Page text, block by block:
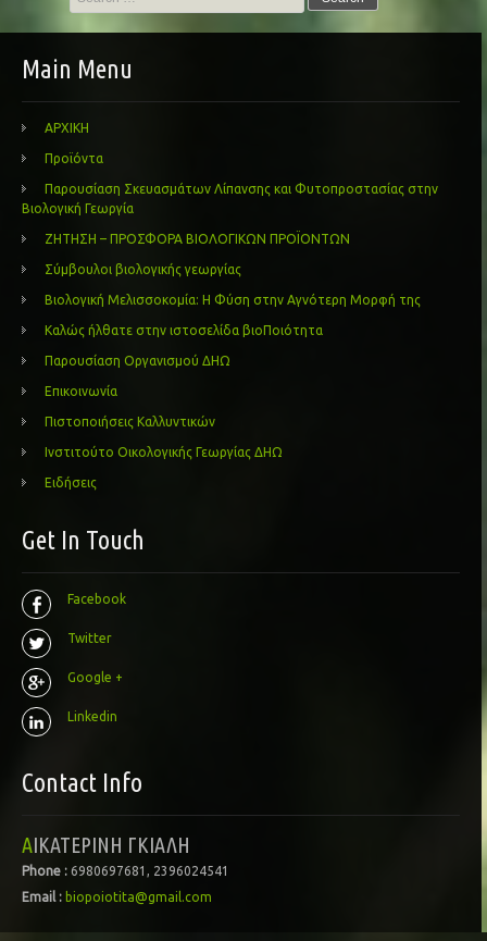
for:
Main Menu
ΑΡΧΙΚΗ
Προϊόντα
Παρουσίαση Σκευασμάτων Λίπανσης και Φυτοπροστασίας στην
Βιολογική Γεωργία
ΖΗΤΗΣΗ – ΠΡΟΣΦΟΡΑ ΒΙΟΛΟΓΙΚΩΝ ΠΡΟΪΟΝΤΩΝ
Σύμβουλοι βιολογικής γεωργίας
Βιολογική Μελισσοκομία: Η Φύση στην Αγνότερη Μορφή της
Καλώς ήλθατε στην ιστοσελίδα βιοΠοιότητα
Παρουσίαση Οργανισμού ΔΗΩ
Επικοινωνία
Πιστοποιήσεις Καλλυντικών
Ινστιτούτο Οικολογικής Γεωργίας ΔΗΩ
Ειδήσεις
Get In Touch
Facebook
Twitter
Google +
Linkedin
Contact Info
ΑΙΚΑΤΕΡΙΝΗ ΓΚΙΑΛΗ
Phone : 6980697681, 2396024541
Email : biopoiotita@gmail.com